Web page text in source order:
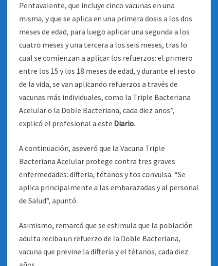
Pentavalente, que incluye cinco vacunas en una
misma, y que se aplica en una primera dosis a los dos
meses de edad, para luego aplicar una segunda a los
cuatro meses y una tercera a los seis meses, tras lo
cual se comienzan a aplicar los refuerzos: el primero
entre los 15 y los 18 meses de edad, y durante el resto
de la vida, se van aplicando refuerzos a través de
vacunas más individuales, como la Triple Bacteriana
Acelular o la Doble Bacteriana, cada diez años”,
explicó el profesional a este Diario.
A continuación, aseveró que la Vacuna Triple
Bacteriana Acelular protege contra tres graves
enfermedades: difteria, tétanos y tos convulsa. “Se
aplica principalmente a las embarazadas y al personal
de Salud”, apuntó.
Asimismo, remarcó que se estimula que la población
adulta reciba un refuerzo de la Doble Bacteriana,
vacuna que previne la difteria y el tétanos, cada diez